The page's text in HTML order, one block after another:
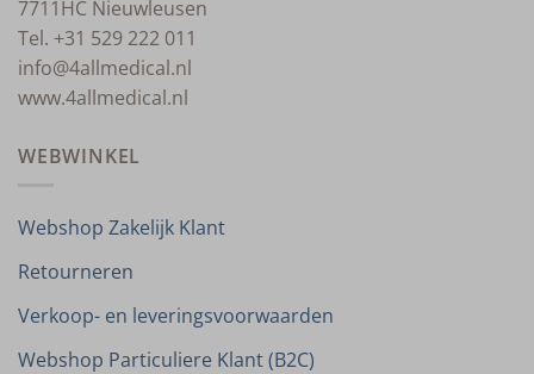
7711HC Nieuwleusen
Tel. +31 529 222 011
info@4allmedical.nl
www.4allmedical.nl
WEBWINKEL
Webshop Zakelijk Klant
Retourneren
Verkoop- en leveringsvoorwaarden
Webshop Particuliere Klant (B2C)